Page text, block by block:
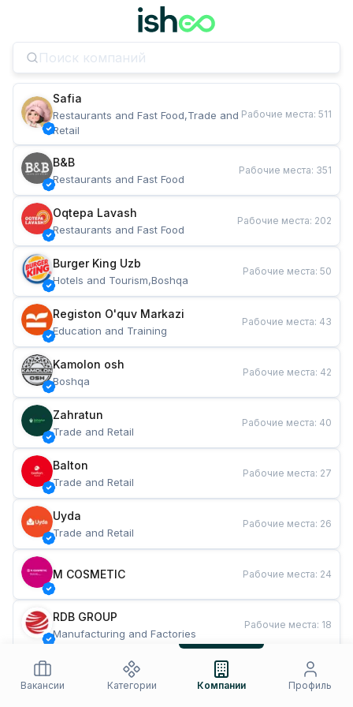
Safia
Restaurants and Fast Food,Trade and
Retail
Рабочие места: 511
B&B
Restaurants and Fast Food
Рабочие места: 351
Oqtepa Lavash
Restaurants and Fast Food
Рабочие места: 202
Burger King Uzb
Hotels and Tourism,Boshqa
Рабочие места: 50
Registon O'quv Markazi
Education and Training
Рабочие места: 43
Kamolon osh
Boshqa
Рабочие места: 42
Zahratun
Trade and Retail
Рабочие места: 40
Balton
Trade and Retail
Рабочие места: 27
Uyda
Trade and Retail
Рабочие места: 26
M COSMETIC Рабочие места: 24
RDB GROUP
Manufacturing and Factories
Рабочие места: 18
Restaurants and Fast Food
Рабочие места
Вакансии
Категории Компании Профиль